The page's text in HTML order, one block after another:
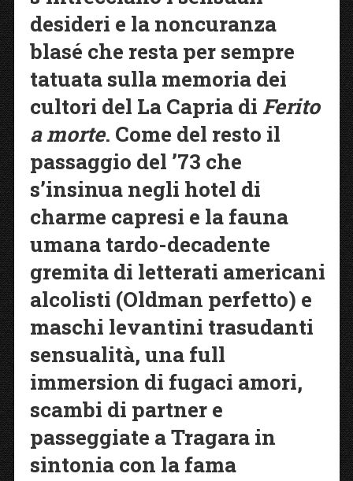
desideri e la noncuranza
blasé che resta per sempre
tatuata sulla memoria dei
cultori del La Capria di Ferito
a morte. Come del resto il
passaggio del ’73 che
s’insinua negli hotel di
charme capresi e la fauna
umana tardo-decadente
gremita di letterati americani
alcolisti (Oldman perfetto) e
maschi levantini trasudanti
sensualità, una full
immersion di fugaci amori,
scambi di partner e
passeggiate a Tragara in
sintonia con la fama